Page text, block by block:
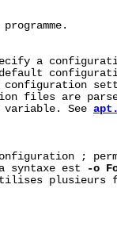
a
files are
variable. See
;
syntaxe est
-o
plusieurs